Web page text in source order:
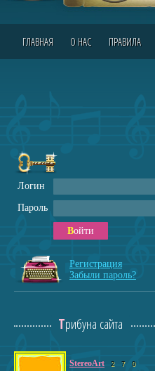
ГЛАВНАЯ О НАС ПРАВИЛА
Логин
Пароль
Войти
Регистрация
Забыли пароль?
Трибуна сайта
StereoArt 2 7 0